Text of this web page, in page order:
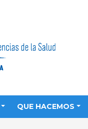
QUE HACEMOS